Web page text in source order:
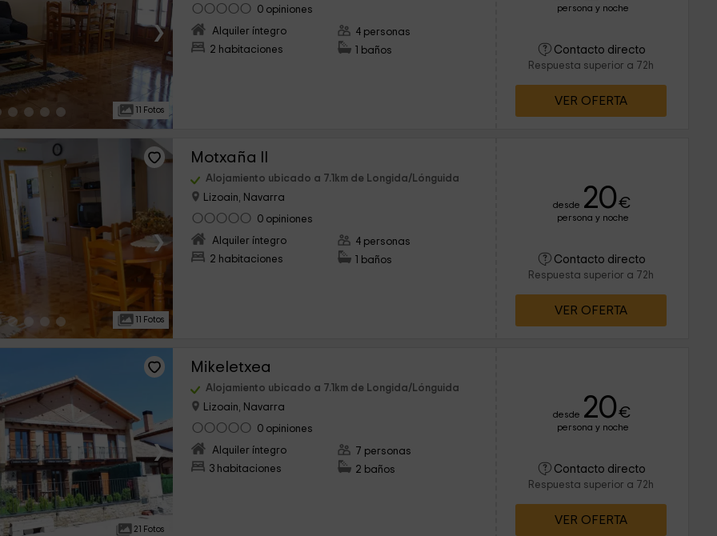
›
11 Fotos
0 opiniones
Alquiler íntegro
2 habitaciones
4 personas
1 baños
persona y noche
Contacto directo
Respuesta superior a 72h
VER OFERTA
›
11 Fotos
Motxaña II
Alojamiento ubicado a 7.1km de Longida/Lónguida
Lizoain, Navarra
0 opiniones
Alquiler íntegro
2 habitaciones
4 personas
1 baños
desde 20€
persona y noche
Contacto directo
Respuesta superior a 72h
VER OFERTA
›
21 Fotos
Mikeletxea
Alojamiento ubicado a 7.1km de Longida/Lónguida
Lizoain, Navarra
0 opiniones
Alquiler íntegro
3 habitaciones
7 personas
2 baños
desde 20€
persona y noche
Contacto directo
Respuesta superior a 72h
VER OFERTA